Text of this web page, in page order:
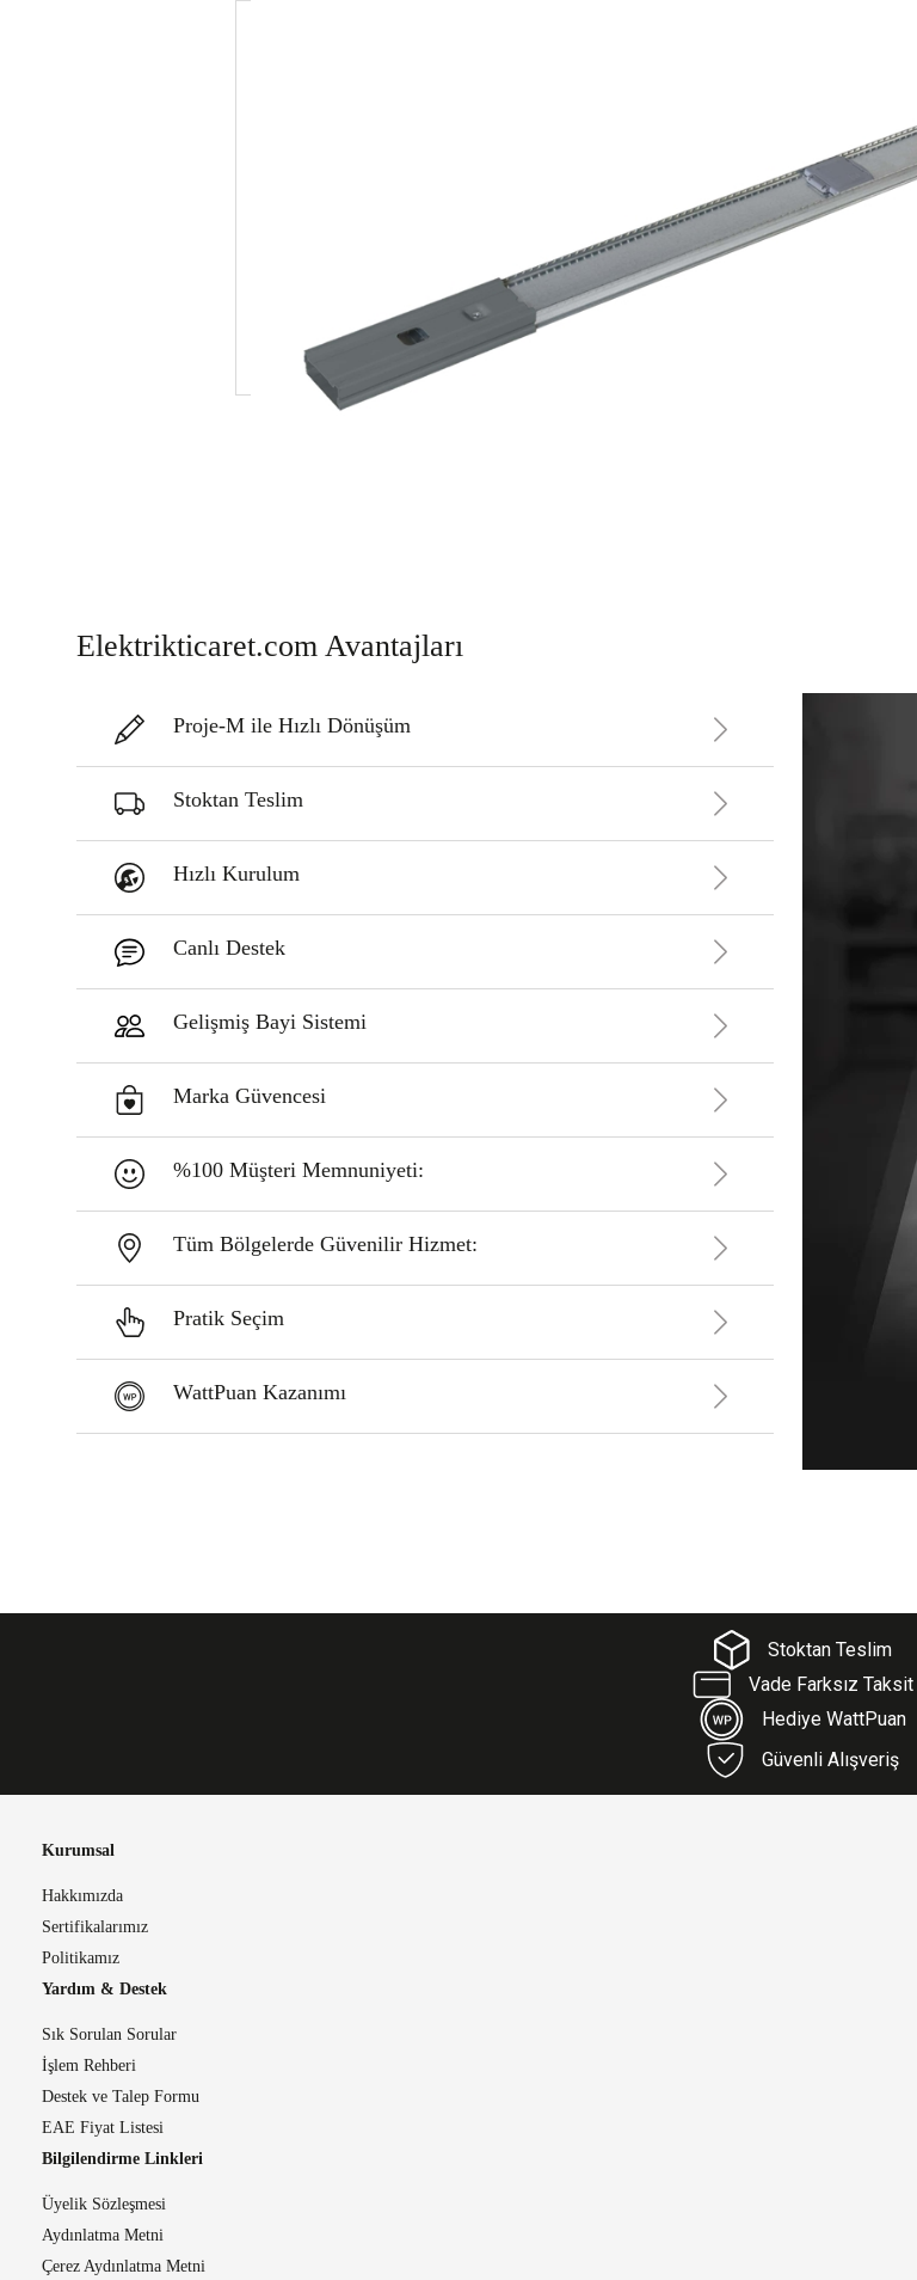
Elektrikticaret.com Avantajları
Proje-M ile Hızlı Dönüşüm
Stoktan Teslim
Hızlı Kurulum
Canlı Destek
Gelişmiş Bayi Sistemi
Marka Güvencesi
%100 Müşteri Memnuniyeti:
Tüm Bölgelerde Güvenilir Hizmet:
Pratik Seçim
WattPuan Kazanımı
Stoktan Teslim
Vade Farksız Taksit
Hediye WattPuan
Güvenli Alışveriş
Kurumsal
Hakkımızda
Sertifikalarımız
Politikamız
Yardım & Destek
Sık Sorulan Sorular
İşlem Rehberi
Destek ve Talep Formu
EAE Fiyat Listesi
Bilgilendirme Linkleri
Üyelik Sözleşmesi
Aydınlatma Metni
Çerez Aydınlatma Metni